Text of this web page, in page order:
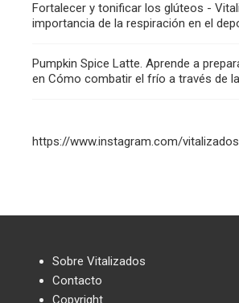
Fortalecer y tonificar los glúteos -
importancia de la respiración en el
Pumpkin Spice Latte. Aprende a
en Cómo combatir el frío a través de
https://www.instagram.com/
Sobre Vitalizados
Contacto